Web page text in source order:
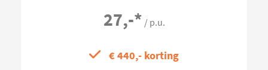
27,-* / p.u.
€ 440,- korting